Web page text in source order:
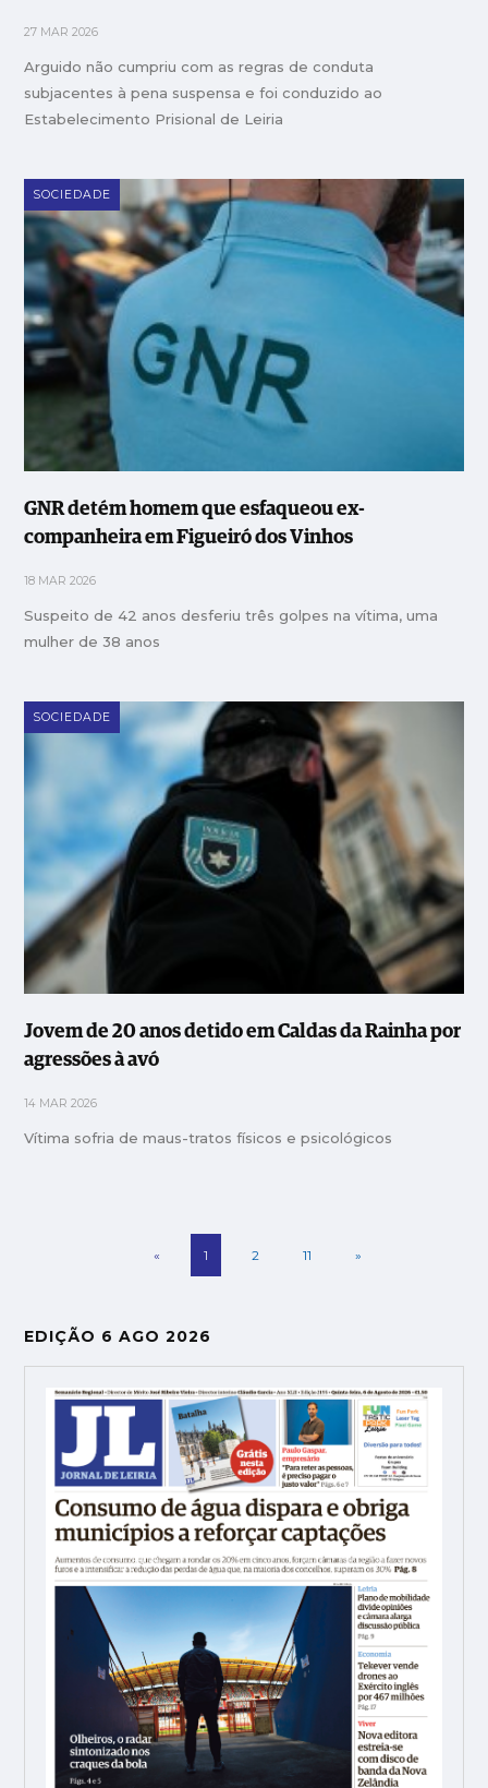
27 MAR 2026
Arguido não cumpriu com as regras de conduta
subjacentes à pena suspensa e foi conduzido ao
Estabelecimento Prisional de Leiria
SOCIEDADE
GNR detém homem que esfaqueou ex-
companheira em Figueiró dos Vinhos
18 MAR 2026
Suspeito de 42 anos desferiu três golpes na vítima, uma
mulher de 38 anos
SOCIEDADE
Jovem de 20 anos detido em Caldas da Rainha por
agressões à avó
14 MAR 2026
Vítima sofria de maus-tratos físicos e psicológicos
« 1 2 11 »
EDIÇÃO 6 AGO 2026